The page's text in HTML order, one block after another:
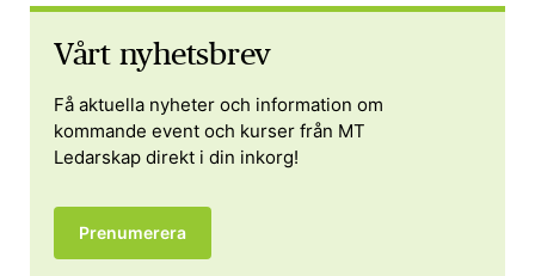
Vårt nyhetsbrev
Få aktuella nyheter och information om
kommande event och kurser från MT
Ledarskap direkt i din inkorg!
Prenumerera